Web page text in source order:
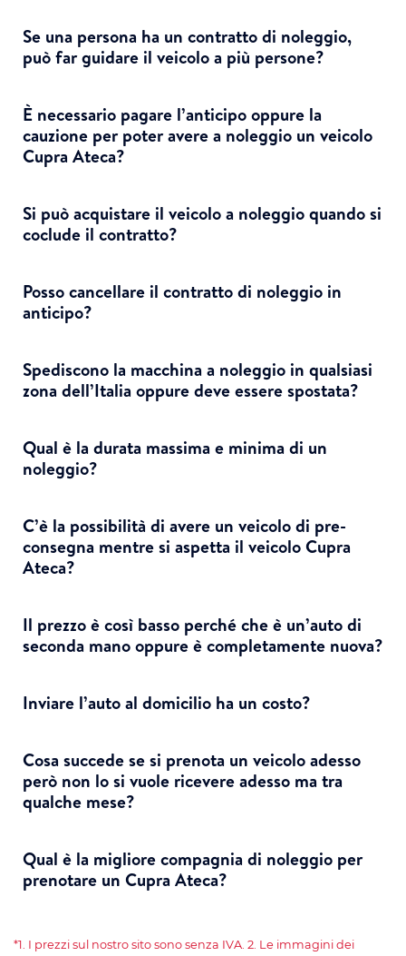
Se una persona ha un contratto di noleggio,
può far guidare il veicolo a più persone?
È necessario pagare l’anticipo oppure la
cauzione per poter avere a noleggio un veicolo
Cupra Ateca?
Si può acquistare il veicolo a noleggio quando si
coclude il contratto?
Posso cancellare il contratto di noleggio in
anticipo?
Spediscono la macchina a noleggio in qualsiasi
zona dell’Italia oppure deve essere spostata?
Qual è la durata massima e minima di un
noleggio?
C’è la possibilità di avere un veicolo di pre-
consegna mentre si aspetta il veicolo Cupra
Ateca?
Il prezzo è così basso perché che è un’auto di
seconda mano oppure è completamente nuova?
Inviare l’auto al domicilio ha un costo?
Cosa succede se si prenota un veicolo adesso
però non lo si vuole ricevere adesso ma tra
qualche mese?
Qual è la migliore compagnia di noleggio per
prenotare un Cupra Ateca?
*1. I prezzi sul nostro sito sono senza IVA. 2. Le immagini dei